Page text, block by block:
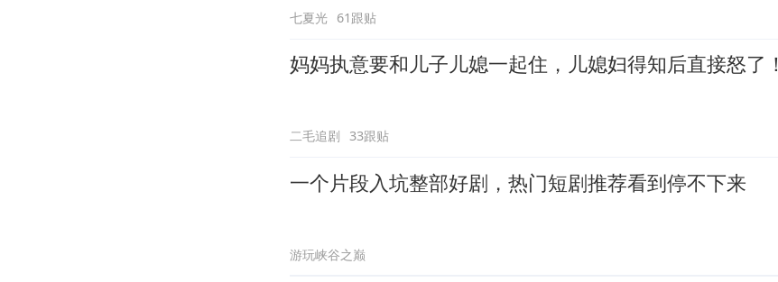
七夏光 61跟贴
妈妈执意要和儿子儿媳一起住，儿媳妇得知后直接怒了！
二毛追剧 33跟贴
一个片段入坑整部好剧，热门短剧推荐看到停不下来
游玩峡谷之巅